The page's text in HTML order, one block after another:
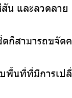
และลวดลาย
ก็สามารถขจั
บพื้นที่ที่มีการ